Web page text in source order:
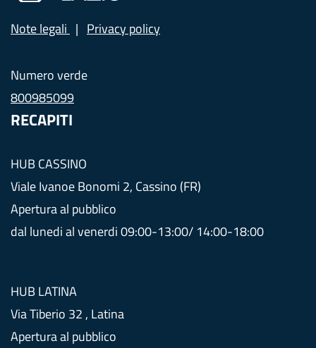
Note legali Privacy policy
Numero verde
800985099
RECAPITI
HUB CASSINO
Viale Ivanoe Bonomi 2, Cassino (FR)
Apertura al pubblico
dal lunedi al venerdi 09:00-13:00/ 14:00-18:00
HUB LATINA
Via Tiberio 32 , Latina
Apertura al pubblico